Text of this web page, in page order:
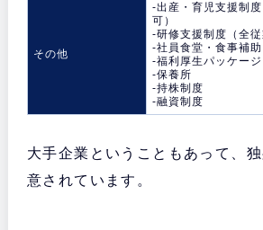
その他
-出産・育児支援制
可）
-研修支援制度（全従
-社員食堂・食事補助
-福利厚生パッケージ
-保養所
-持株制度
-融資制度
大手企業ということもあって、
意されています。